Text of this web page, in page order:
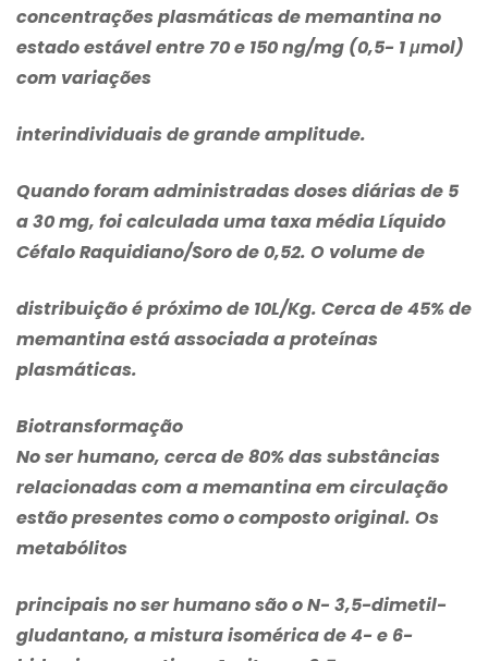
concentrações plasmáticas de memantina no
estado estável entre 70 e 150 ng/mg (0,5- 1 μmol)
com variações
interindividuais de grande amplitude.
Quando foram administradas doses diárias de 5
a 30 mg, foi calculada uma taxa média Líquido
Céfalo Raquidiano/Soro de 0,52. O volume de
distribuição é próximo de 10L/Kg. Cerca de 45% de
memantina está associada a proteínas
plasmáticas.
Biotransformação
No ser humano, cerca de 80% das substâncias
relacionadas com a memantina em circulação
estão presentes como o composto original. Os
metabólitos
principais no ser humano são o N- 3,5-dimetil-
gludantano, a mistura isomérica de 4- e 6-